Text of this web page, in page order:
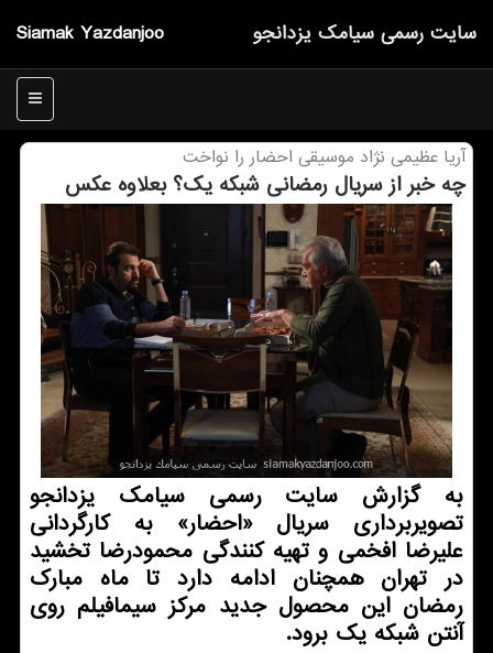
Siamak Yazdanjoo سایت رسمی سیامك یزدانجو
منو
آریا عظیمی نژاد موسیقی احضار را نواخت
چه خبر از سریال رمضانی شبكه یك؟ بعلاوه عكس
به گزارش سایت رسمی سیامک یزدانجو
تصویربرداری سریال «احضار» به کارگردانی
علیرضا افخمی و تهیه کنندگی محمودرضا تخشید
در تهران همچنان ادامه دارد تا ماه مبارک
رمضان این محصول جدید مرکز سیمافیلم روی
آنتن شبکه یک برود.